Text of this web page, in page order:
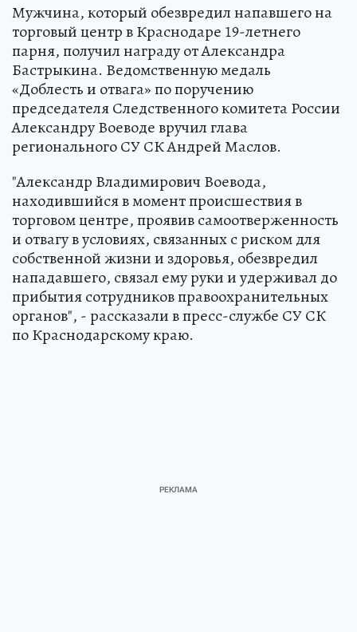
Мужчина, который обезвредил напавшего на
торговый центр в Краснодаре 19-летнего
парня, получил награду от Александра
Бастрыкина. Ведомственную медаль
«Доблесть и отвага» по поручению
председателя Следственного комитета России
Александру Воеводе вручил глава
регионального СУ СК Андрей Маслов.
"Александр Владимирович Воевода,
находившийся в момент происшествия в
торговом центре, проявив самоотверженность
и отвагу в условиях, связанных с риском для
собственной жизни и здоровья, обезвредил
нападавшего, связал ему руки и удерживал до
прибытия сотрудников правоохранительных
органов", - рассказали в пресс-службе СУ СК
по Краснодарскому краю.